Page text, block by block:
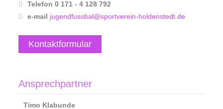
Telefon 0 171 - 4 128 792
e-mail jugendfussbal@sportverein-holdenstedt.de
Kontaktformular
Ansprechpartner
Timo Klabunde